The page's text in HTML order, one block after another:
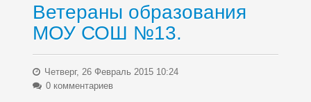
Ветераны образования
МОУ СОШ №13.
Четверг, 26 Февраль 2015 10:24
0 комментариев